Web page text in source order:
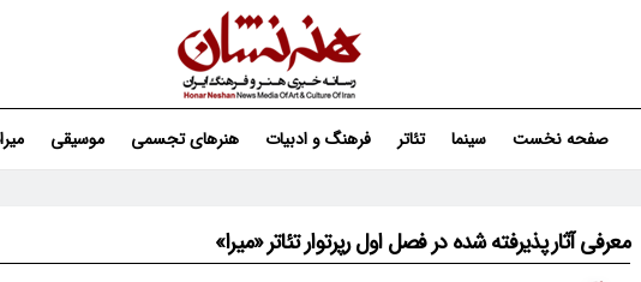
صفحه نخست سینما تئاتر فرهنگ و ادبیات هنرهای تجسمی موسیقی
معرفی آثار پذیرفته شده در فصل اول رپرتوار تئاتر «میرا»